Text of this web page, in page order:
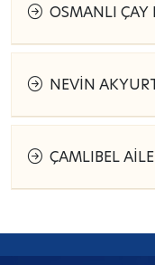
OSMANLI ÇAY
NEVİN
ÇAMLIBEL